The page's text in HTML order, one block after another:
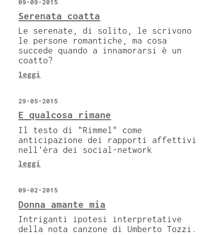
09-09-2015
Serenata coatta
Le serenate, di solito, le scrivono
le persone romantiche, ma cosa
succede quando a innamorarsi è un
coatto?
leggi
29-05-2015
E qualcosa rimane
Il testo di "Rimmel" come
anticipazione dei rapporti affettivi
nell'èra dei social-network
leggi
09-02-2015
Donna amante mia
Intriganti ipotesi interpretative
della nota canzone di Umberto Tozzi.